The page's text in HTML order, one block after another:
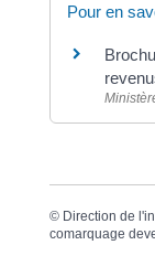
Pour en
© Direction de
comarquage